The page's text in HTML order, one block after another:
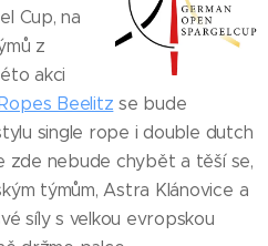
Cup, na
z
akci
Beelitz se bude
single rope i double dutch
zde nebude chybět a těší se,
týmům, Astra Klánovice a
síly s velkou evropskou